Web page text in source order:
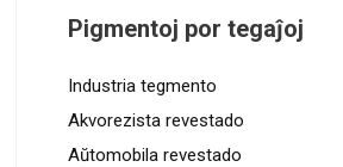
Pigmentoj por tegaĵoj
Industria tegmento
Akvorezista revestado
Aŭtomobila revestado